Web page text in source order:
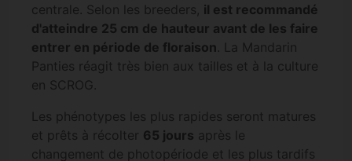
centrale. Selon les breeders, il est recommandé
d'atteindre 25 cm de hauteur avant de les faire
entrer en période de floraison. La Mandarin
Panties réagit très bien aux tailles et à la culture
en SCROG.
Les phénotypes les plus rapides seront matures
et prêts à récolter 65 jours après le
changement de photopériode et les plus tardifs